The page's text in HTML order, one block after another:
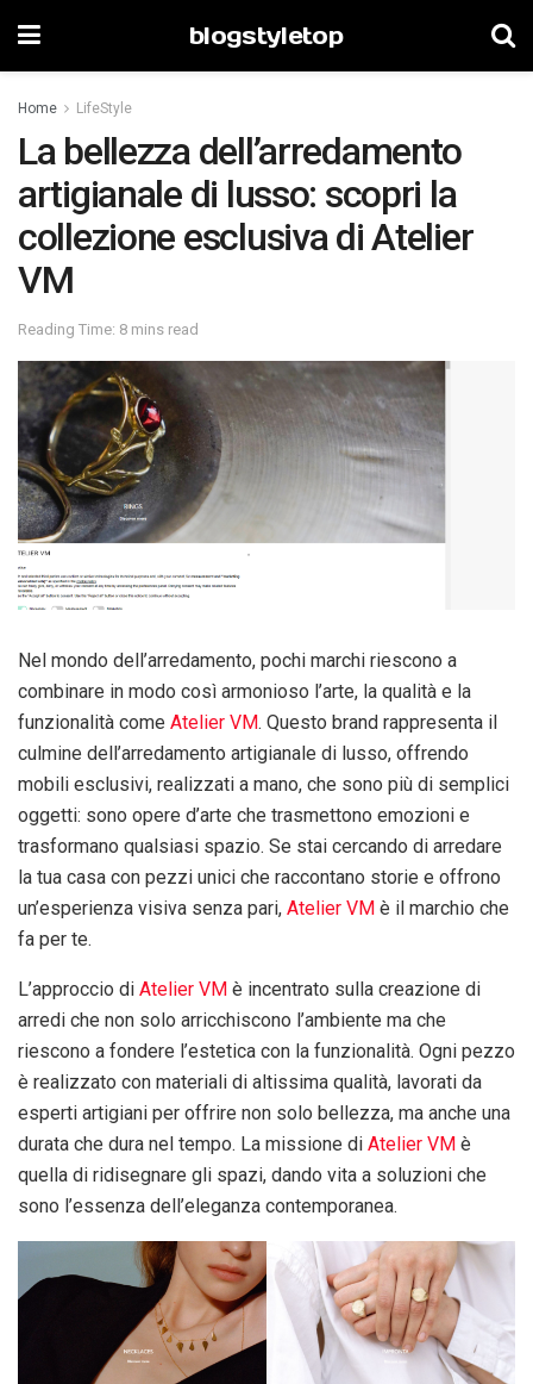
blogstyletop
Home LifeStyle
La bellezza dell’arredamento
artigianale di lusso: scopri la
collezione esclusiva di Atelier
VM
Reading Time: 8 mins read
Nel mondo dell’arredamento, pochi marchi riescono a
combinare in modo così armonioso l’arte, la qualità e la
funzionalità come Atelier VM. Questo brand rappresenta il
culmine dell’arredamento artigianale di lusso, offrendo
mobili esclusivi, realizzati a mano, che sono più di semplici
oggetti: sono opere d’arte che trasmettono emozioni e
trasformano qualsiasi spazio. Se stai cercando di arredare
la tua casa con pezzi unici che raccontano storie e offrono
un’esperienza visiva senza pari, Atelier VM è il marchio che
fa per te.
L’approccio di Atelier VM è incentrato sulla creazione di
arredi che non solo arricchiscono l’ambiente ma che
riescono a fondere l’estetica con la funzionalità. Ogni pezzo
è realizzato con materiali di altissima qualità, lavorati da
esperti artigiani per offrire non solo bellezza, ma anche una
durata che dura nel tempo. La missione di Atelier VM è
quella di ridisegnare gli spazi, dando vita a soluzioni che
sono l’essenza dell’eleganza contemporanea.